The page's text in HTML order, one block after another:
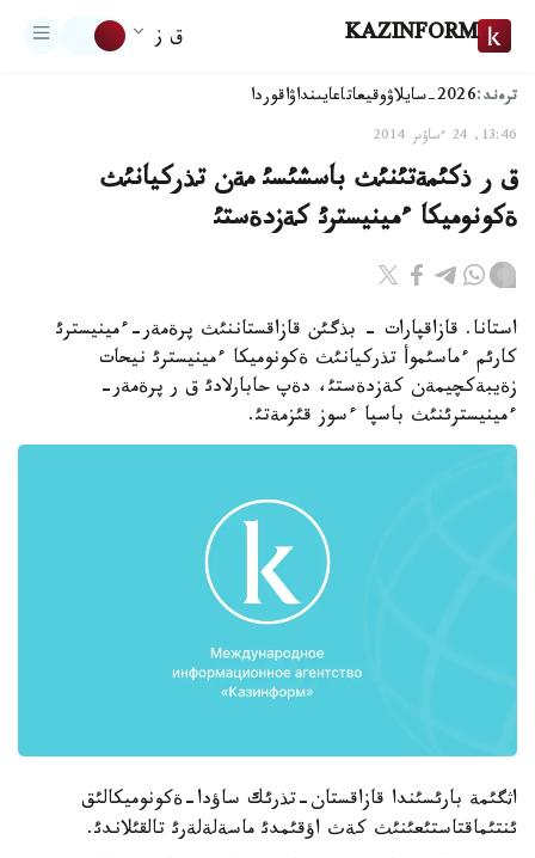
KAZINFORM ق ز
ترەند:2026-سايلاۋ وقيعاتاعايىنداۋاقوردا
13:46, 24 ءساۋىر 2014
ق ر ذكئمةتئنئث باسشئسئ مةن تذركيانئث
ةكونوميكا ءمينيسترئ كةزدةستئ
استانا. قازاقپارات - بذگئن قازاقستاننئث پرةمةر-ءمينيسترئ
كارئم ءماسئموأ تذركيانئث ةكونوميكا ءمينيسترئ نيحات
زةيبةكچيمةن كةزدةستئ، دةپ حابارلادئ ق ر پرةمةر-
ءمينيسترئنئث باسپا ءسوز قئزمةتئ.
اثگئمة بارئسئندا قازاقستان-تذرئك ساؤدا-ةكونوميكالئق
ئنتئماقتاستئعئنئث كةث اؤقئمدئ ماسةلةلةرئ تالقئلاندئ.